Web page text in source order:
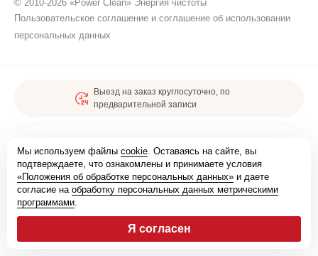
© 2010-2026 «Power Clean» Энергия чистоты
Пользовательское соглашение и соглашение об использовании
персональных данных
Выезд на заказ круглосуточно, по
предварительной записи
Мы зарегистрированы
Удобные способы оплаты
Мы используем файлы cookie. Оставаясь на сайте, вы
подтверждаете, что ознакомлены и принимаете условия
«Положения об обработке персональных данных» и даете
согласие на обработку персональных данных метрическими
программами.
Я согласен